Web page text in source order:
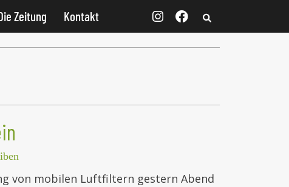
Zeitung Kontakt
von mobilen Luftfiltern gestern Abend